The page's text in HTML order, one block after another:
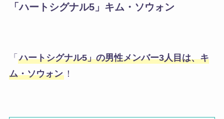
「ハートシグナル5」 キム・ソウォン
「 ハートシグナル5」の男性メンバー3人目は、キ
ム・ソウォン！